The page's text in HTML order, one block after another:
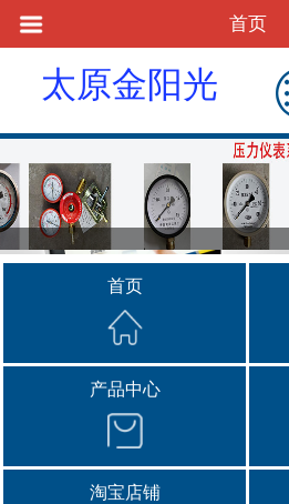
首页
太原金阳光
物资供应站
首页
产品中心
淘宝店铺